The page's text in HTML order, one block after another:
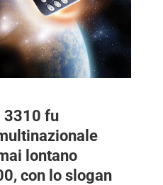
3310 fu
lontano
con lo slogan